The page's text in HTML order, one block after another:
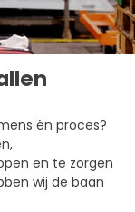
én proces?
en te zorgen
wij de baan